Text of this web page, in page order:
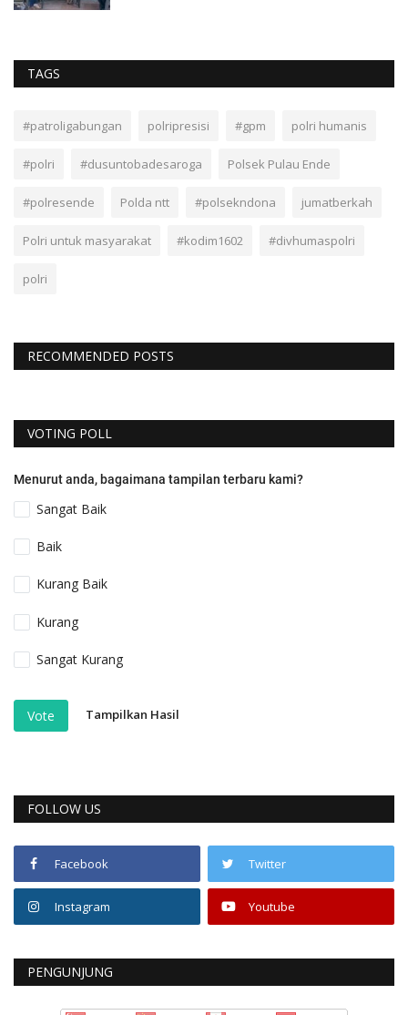
TAGS
#patroligabungan polripresisi #gpm polri humanis
#polri #dusuntobadesaroga Polsek Pulau Ende
#polresende Polda ntt #polsekndona jumatberkah
Polri untuk masyarakat #kodim1602 #divhumaspolri
polri
RECOMMENDED POSTS
VOTING POLL
Menurut anda, bagaimana tampilan terbaru kami?
Sangat Baik
Baik
Kurang Baik
Kurang
Sangat Kurang
Vote Tampilkan Hasil
FOLLOW US
Facebook Twitter
Instagram Youtube
PENGUNJUNG